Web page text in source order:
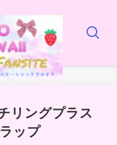
リングプラス
ップ